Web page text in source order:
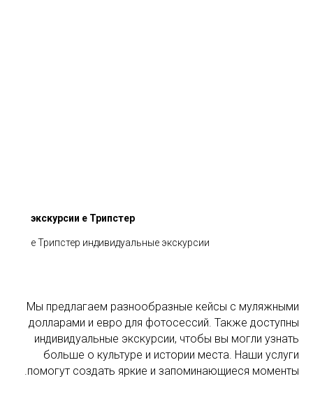
экскурсии е Трипстер
е Трипстер индивидуальные экскурсии
Мы предлагаем разнообразные кейсы с муляжными
долларами и евро для фотосессий. Также доступны
индивидуальные экскурсии, чтобы вы могли узнать
больше о культуре и истории места. Наши услуги
помогут создать яркие и запоминающиеся моменты.